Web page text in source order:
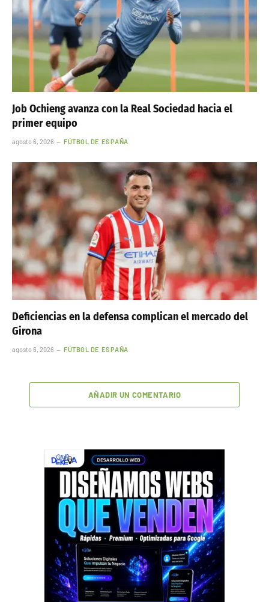
Job Ochieng avanza con la Real Sociedad hacia el
primer equipo
agosto 6, 2026 FÚTBOL DE ESPAÑA
Deficiencias en la defensa complican el mercado del
Girona
agosto 6, 2026 FÚTBOL DE ESPAÑA
AÑADIR UN COMENTARIO